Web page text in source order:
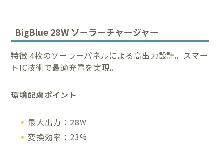
BigBlue 28W ソーラーチャージャー
特徴 4枚のソーラーパネルによる高出力設計。スマー
トIC技術で最適充電を実現。
環境配慮ポイント
最大出力：28W
変換効率：23%